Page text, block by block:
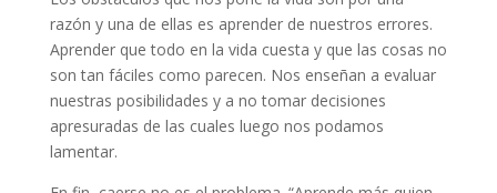
razón y una de ellas es aprender de nuestros errores.
Aprender que todo en la vida cuesta y que las cosas no
son tan fáciles como parecen. Nos enseñan a evaluar
nuestras posibilidades y a no tomar decisiones
apresuradas de las cuales luego nos podamos
lamentar.